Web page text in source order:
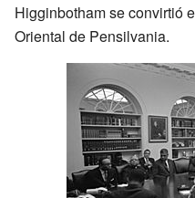
Higginbotham se convirtió
Oriental de Pensilvania.